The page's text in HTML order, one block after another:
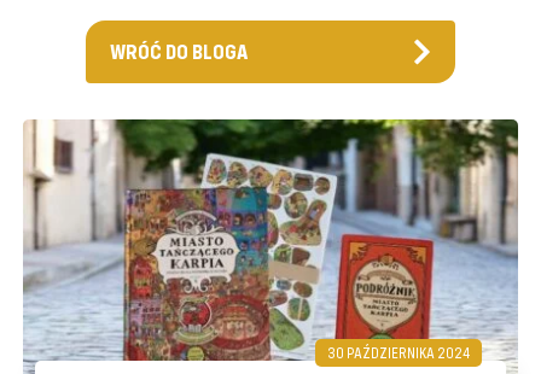
WRÓĆ DO BLOGA
30 PAŹDZIERNIKA 2024